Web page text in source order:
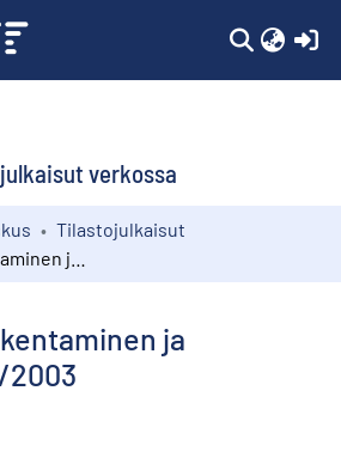
verkossa
Tilastojulkaisut
ja
2003